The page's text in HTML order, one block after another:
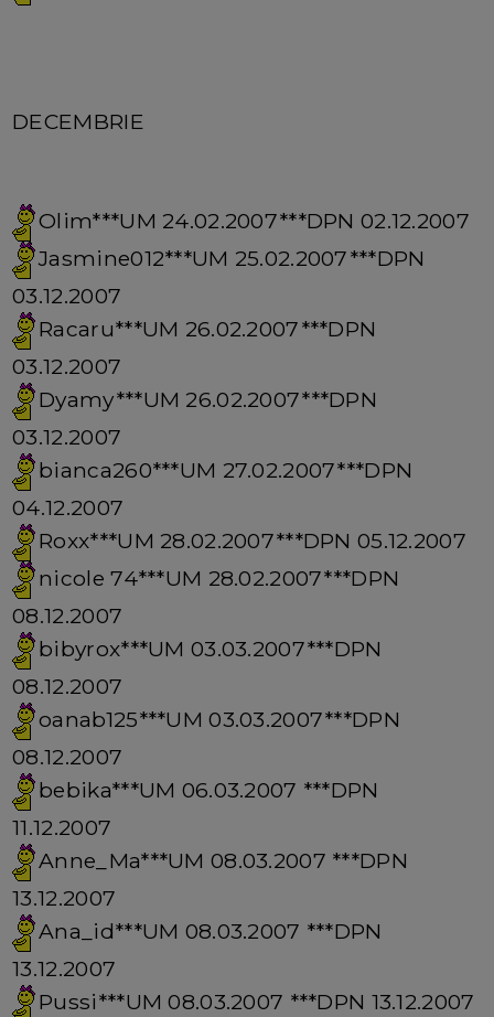
DECEMBRIE
Olim***UM 24.02.2007***DPN 02.12.2007
Jasmine012***UM 25.02.2007***DPN
03.12.2007
Racaru***UM 26.02.2007***DPN
03.12.2007
Dyamy***UM 26.02.2007***DPN
03.12.2007
bianca260***UM 27.02.2007***DPN
04.12.2007
Roxx***UM 28.02.2007***DPN 05.12.2007
nicole 74***UM 28.02.2007***DPN
08.12.2007
bibyrox***UM 03.03.2007***DPN
08.12.2007
oanab125***UM 03.03.2007***DPN
08.12.2007
bebika***UM 06.03.2007 ***DPN
11.12.2007
Anne_Ma***UM 08.03.2007 ***DPN
13.12.2007
Ana_id***UM 08.03.2007 ***DPN
13.12.2007
Pussi***UM 08.03.2007 ***DPN 13.12.2007